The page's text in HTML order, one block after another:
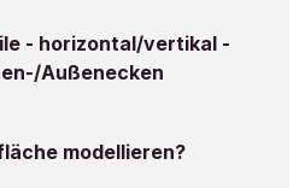
- horizontal/vertikal -
Außenecken
modellieren?